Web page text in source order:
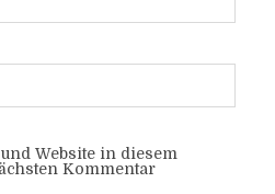
Website in diesem
Kommentar